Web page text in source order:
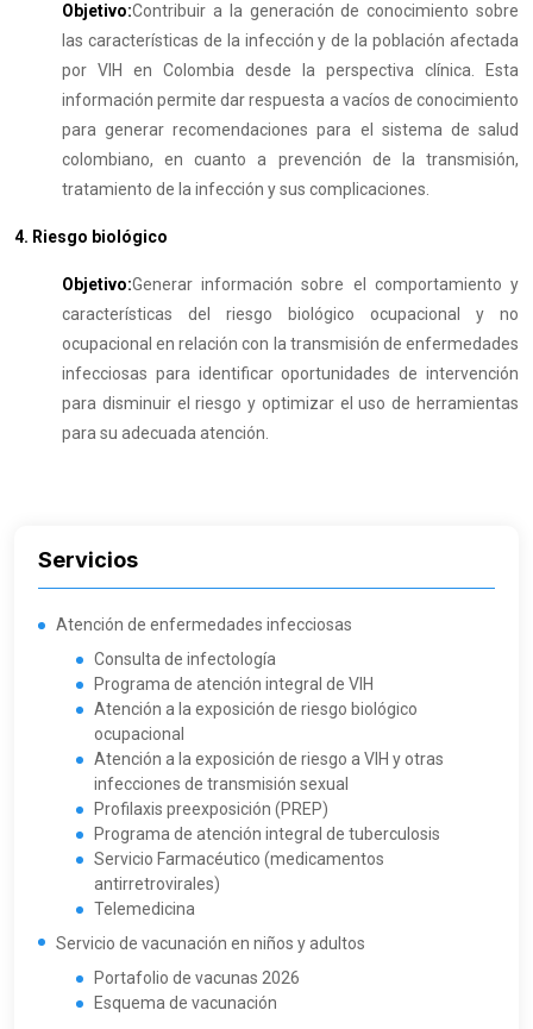
Objetivo:Contribuir a la generación de conocimiento sobre
las características de la infección y de la población afectada
por VIH en Colombia desde la perspectiva clínica. Esta
información permite dar respuesta a vacíos de conocimiento
para generar recomendaciones para el sistema de salud
colombiano, en cuanto a prevención de la transmisión,
tratamiento de la infección y sus complicaciones.
4. Riesgo biológico
Objetivo:Generar información sobre el comportamiento y
características del riesgo biológico ocupacional y no
ocupacional en relación con la transmisión de enfermedades
infecciosas para identificar oportunidades de intervención
para disminuir el riesgo y optimizar el uso de herramientas
para su adecuada atención.
Servicios
Atención de enfermedades infecciosas
Consulta de infectología
Programa de atención integral de VIH
Atención a la exposición de riesgo biológico
ocupacional
Atención a la exposición de riesgo a VIH y otras
infecciones de transmisión sexual
Profilaxis preexposición (PREP)
Programa de atención integral de tuberculosis
Servicio Farmacéutico (medicamentos
antirretrovirales)
Telemedicina
Servicio de vacunación en niños y adultos
Portafolio de vacunas 2026
Esquema de vacunación